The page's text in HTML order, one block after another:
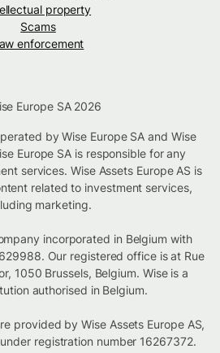
property
Scams
enforcement
Europe SA 2026
by Wise Europe SA and Wise
Europe SA is responsible for any
services. Wise Assets Europe AS is
related to investment services,
marketing.
incorporated in Belgium with
Our registered office is at Rue
1050 Brussels, Belgium. Wise is a
authorised in Belgium.
provided by Wise Assets Europe AS,
registration number 16267372.